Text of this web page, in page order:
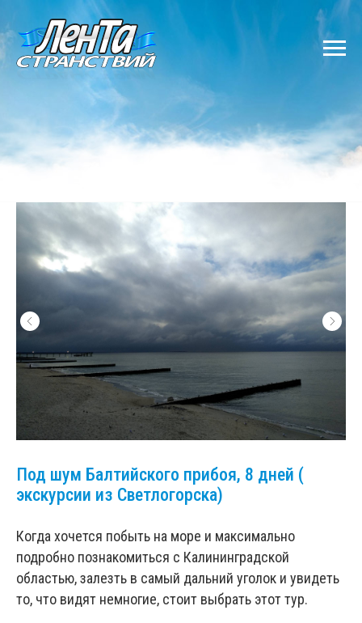
Под шум Балтийского прибоя, 8 дней (
экскурсии из Светлогорска)
Когда хочется побыть на море и максимально
подробно познакомиться с Калининградской
областью, залезть в самый дальний уголок и увидеть
то, что видят немногие, стоит выбрать этот тур.